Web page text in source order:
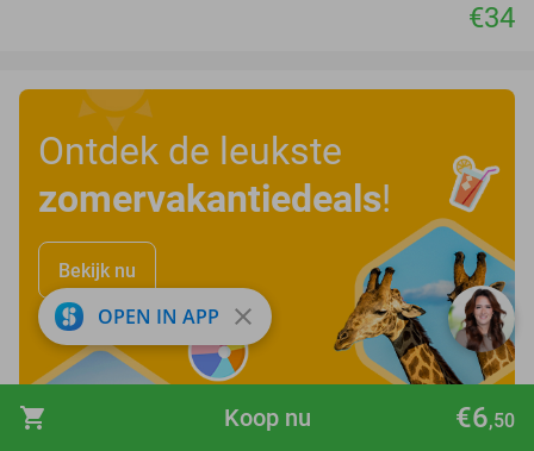
shopping_cart €6,50
Koop nu
€34
Ontdek de leukste
zomervakantiedeals!
Bekijk nu
OPEN IN APP close